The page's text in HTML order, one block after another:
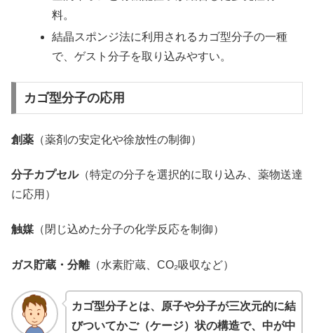
料。
結晶スポンジ法に利用されるカゴ型分子の一種
で、ゲスト分子を取り込みやすい。
カゴ型分子の応用
創薬 （薬剤の安定化や徐放性の制御）
分子カプセル（特定の分子を選択的に取り込み、薬物送達
に応用）
触媒 （閉じ込めた分子の化学反応を制御）
ガス貯蔵・分離（水素貯蔵、CO₂吸収など）
カゴ型分子とは、原子や分子が三次元的に結
びついてかご（ケージ）状の構造で、中が中